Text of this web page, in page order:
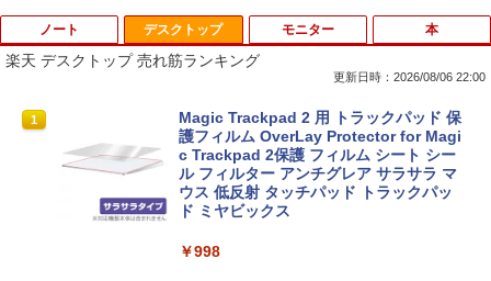
ノート
1
【中古】第4世代 Core i3搭載ノートパソ
コン 500GB 4GBメモリ DVDマルチドラ
イブ 15.6インチ Wi-Fi 【Windows10】
MS 365 Office Web 注目PC [105]
￥8,800
デスクトップ
楽天 デスクトップ 売れ筋ランキング
更新日時：2026/08/06 22:00
1
Magic Trackpad 2 用 トラックパッド 保
護フィルム OverLay Protector for Magi
c Trackpad 2保護 フィルム シート シー
ル フィルター アンチグレア サラサラ マ
ウス 低反射 タッチパッド トラックパッ
ド ミヤビックス
￥998
モニター 本